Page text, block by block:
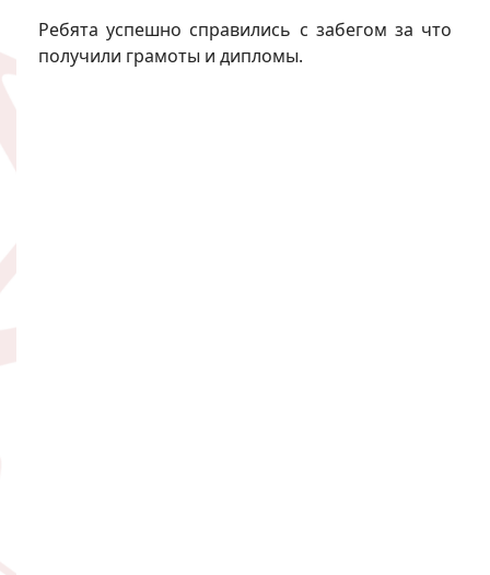
Ребята успешно справились с забегом за что
получили грамоты и дипломы.